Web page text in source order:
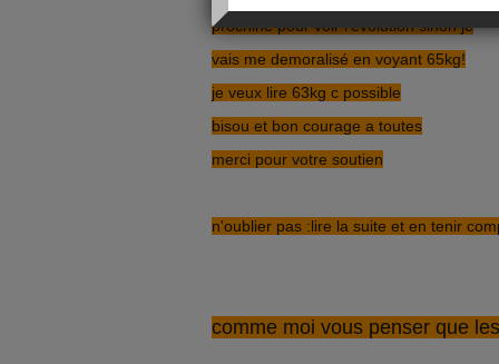
prochine pour voir l'evolution sinon je
vais me demoralisé en voyant 65kg!
je veux lire 63kg c possible
bisou et bon courage a toutes
merci pour votre soutien
n'oublier pas :lire la suite et en tenir
comme moi vous penser que les